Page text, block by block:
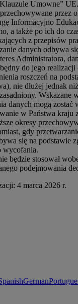
Umowne”
przez
Informacyjno
a także po ich do
z przepisów
danych odbywa
Administratora,
do jego
roszczeń na
nie dłużej jednak
Wskazane
danych mogą zostać
w Państwa kraju
okresy
gdy
się na podstawie
wycofania.
będzie stosował
podejmowania
4 marca 2026 r.
German